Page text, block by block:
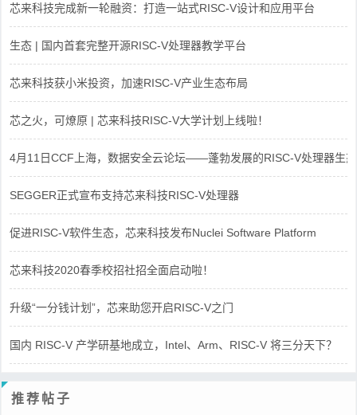
芯来科技完成新一轮融资：打造一站式RISC-V设计和应用平台
生态 | 国内首套完整开源RISC-V处理器教学平台
芯来科技获小米投资，加速RISC-V产业生态布局
芯之火，可燎原 | 芯来科技RISC-V大学计划上线啦！
4月11日CCF上海，数据安全云论坛——蓬勃发展的RISC-V处理器生态
SEGGER正式宣布支持芯来科技RISC-V处理器
促进RISC-V软件生态，芯来科技发布Nuclei Software Platform
芯来科技2020春季校招社招全面启动啦！
升级“一分钱计划”，芯来助您开启RISC-V之门
国内 RISC-V 产学研基地成立，Intel、Arm、RISC-V 将三分天下？
推荐帖子